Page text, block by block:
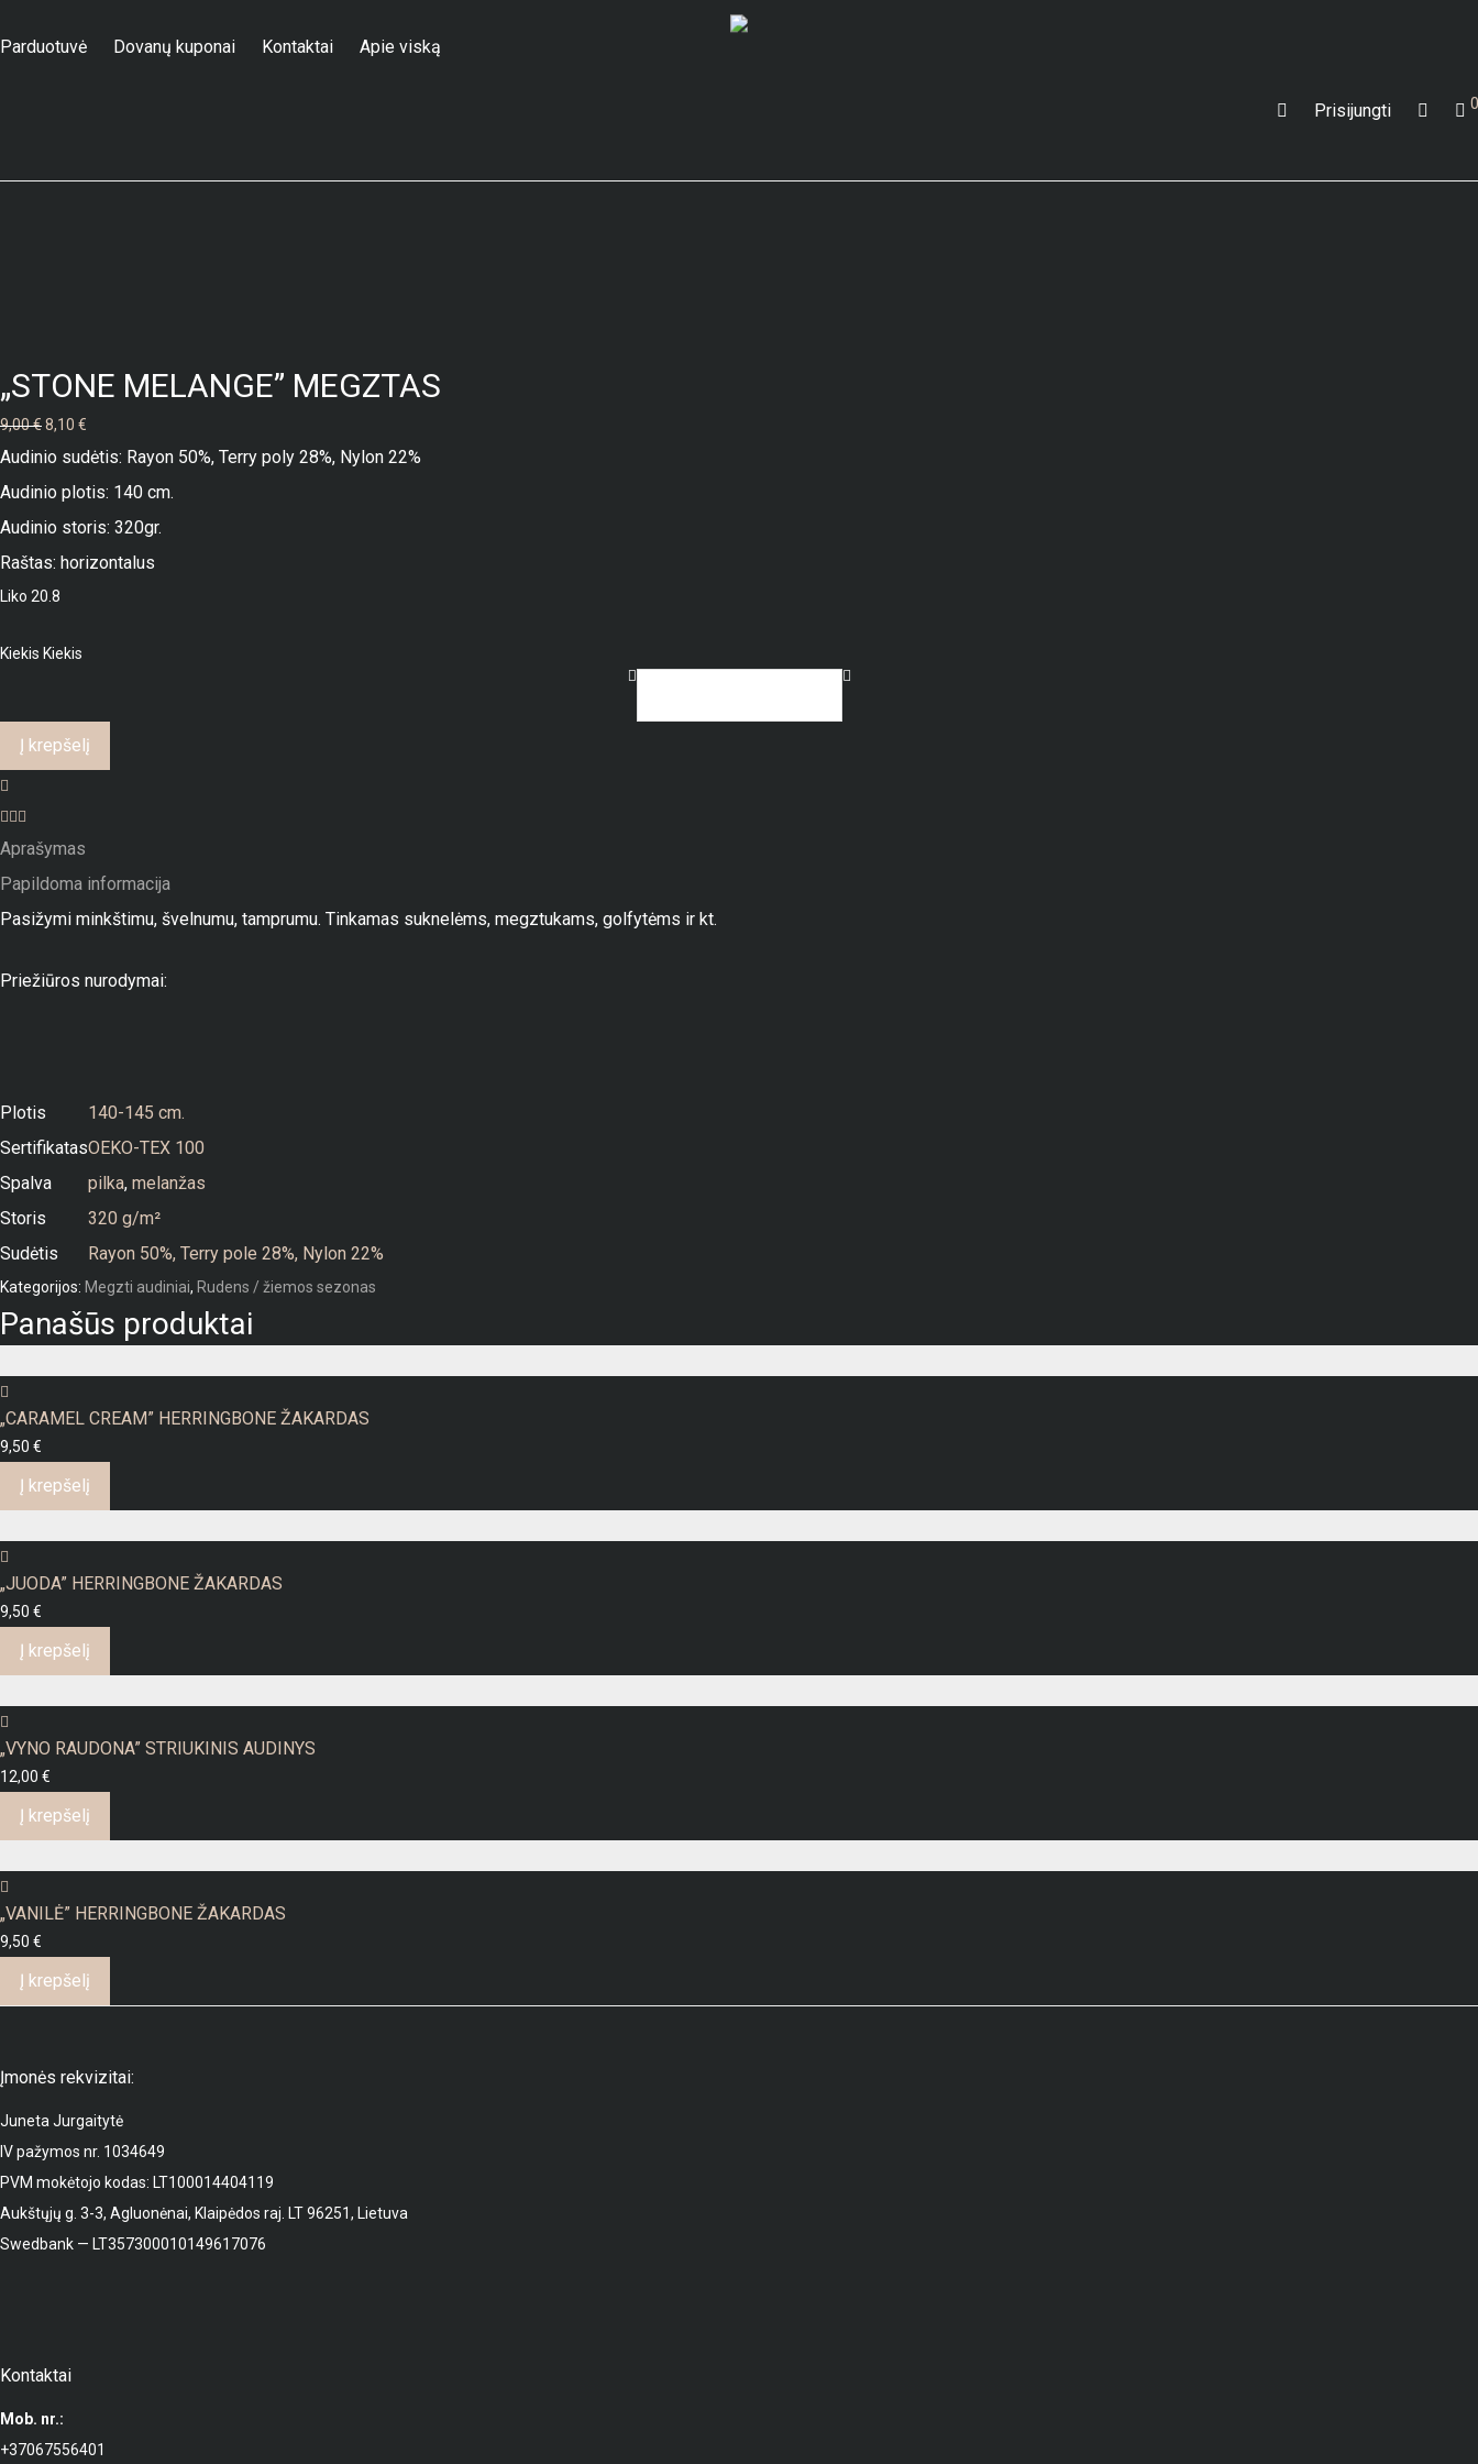
Parduotuvė Dovanų kuponai Kontaktai Apie viską
Prisijungti
0
„STONE MELANGE” MEGZTAS
9,00€Original
price
was:
8,10 €
price
is:
Audinio sudėtis: Rayon 50%, Terry poly 28%, Nylon 22%
Audinio plotis: 140 cm.
Audinio storis: 320gr.
Raštas: horizontalus
Liko 20.8
Kiekis Kiekis
Į krepšelį
Aprašymas
Papildoma informacija
Pasižymi minkštimu, švelnumu, tamprumu. Tinkamas suknelėms, megztukams, golfytėms ir kt.
Priežiūros nurodymai:
Plotis
140-145 cm.
SertifikatasOEKO-TEX 100
Spalva
pilka, melanžas
Storis
320 g/m²
Sudėtis
Rayon 50%, Terry pole 28%, Nylon 22%
Kategorijos: Megzti audiniai, Rudens / žiemos sezonas
Panašūs produktai
„CARAMEL CREAM” HERRINGBONE ŽAKARDAS
9,50 €
Į krepšelį
„JUODA” HERRINGBONE ŽAKARDAS
9,50 €
Į krepšelį
„VYNO RAUDONA” STRIUKINIS AUDINYS
12,00 €
Į krepšelį
„VANILĖ” HERRINGBONE ŽAKARDAS
9,50 €
Į krepšelį
Įmonės rekvizitai:
Juneta Jurgaitytė
IV pažymos nr. 1034649
PVM mokėtojo kodas: LT100014404119
Aukštųjų g. 3-3, Agluonėnai, Klaipėdos raj. LT 96251, Lietuva
Swedbank — LT357300010149617076
Kontaktai
Mob. nr.:
+37067556401